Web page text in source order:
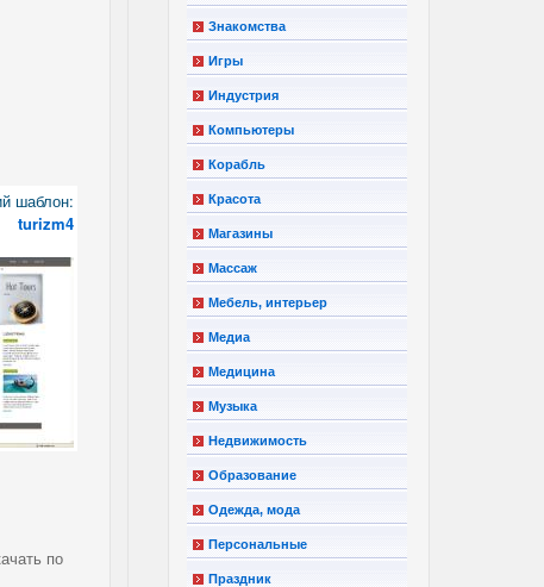
шаблон:
turizm4
по
Знакомства
Игры
Индустрия
Компьютеры
Корабль
Красота
Магазины
Массаж
Мебель, интерьер
Медиа
Медицина
Музыка
Недвижимость
Образование
Одежда, мода
Персональные
Праздник